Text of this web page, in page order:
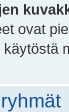
ovat